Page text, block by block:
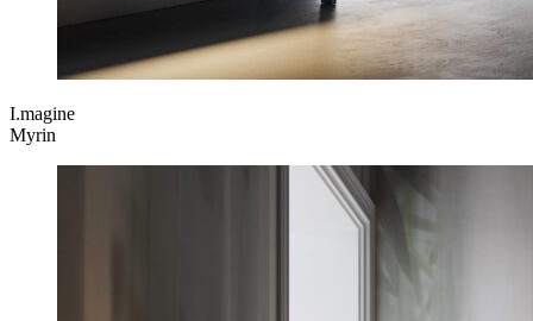
I.magine
Myrin